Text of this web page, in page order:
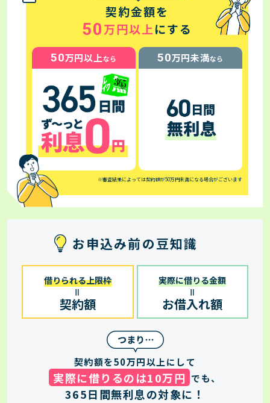
契約金額を
50万円以上にする
50万円以上なら 50万円未満なら
※審査結果によっては契約額が50万円未満になる場合がございます
お申込み前の豆知識
借りられる上限枠
契約額
実際に借りる金額
お借入れ額
契約額を50万円以上にして
実際に借りるのは10万円 でも、
365日間無利息の対象に！